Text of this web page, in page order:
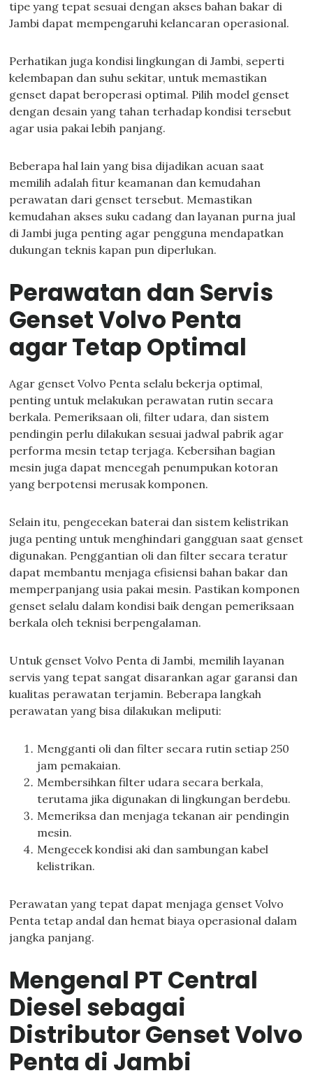
tipe yang tepat sesuai dengan akses bahan bakar di
Jambi dapat mempengaruhi kelancaran operasional.
Perhatikan juga kondisi lingkungan di Jambi, seperti
kelembapan dan suhu sekitar, untuk memastikan
genset dapat beroperasi optimal. Pilih model genset
dengan desain yang tahan terhadap kondisi tersebut
agar usia pakai lebih panjang.
Beberapa hal lain yang bisa dijadikan acuan saat
memilih adalah fitur keamanan dan kemudahan
perawatan dari genset tersebut. Memastikan
kemudahan akses suku cadang dan layanan purna jual
di Jambi juga penting agar pengguna mendapatkan
dukungan teknis kapan pun diperlukan.
Perawatan dan Servis
Genset Volvo Penta
agar Tetap Optimal
Agar genset Volvo Penta selalu bekerja optimal,
penting untuk melakukan perawatan rutin secara
berkala. Pemeriksaan oli, filter udara, dan sistem
pendingin perlu dilakukan sesuai jadwal pabrik agar
performa mesin tetap terjaga. Kebersihan bagian
mesin juga dapat mencegah penumpukan kotoran
yang berpotensi merusak komponen.
Selain itu, pengecekan baterai dan sistem kelistrikan
juga penting untuk menghindari gangguan saat genset
digunakan. Penggantian oli dan filter secara teratur
dapat membantu menjaga efisiensi bahan bakar dan
memperpanjang usia pakai mesin. Pastikan komponen
genset selalu dalam kondisi baik dengan pemeriksaan
berkala oleh teknisi berpengalaman.
Untuk genset Volvo Penta di Jambi, memilih layanan
servis yang tepat sangat disarankan agar garansi dan
kualitas perawatan terjamin. Beberapa langkah
perawatan yang bisa dilakukan meliputi:
Mengganti oli dan filter secara rutin setiap 250
jam pemakaian.
Membersihkan filter udara secara berkala,
terutama jika digunakan di lingkungan berdebu.
Memeriksa dan menjaga tekanan air pendingin
mesin.
Mengecek kondisi aki dan sambungan kabel
kelistrikan.
Perawatan yang tepat dapat menjaga genset Volvo
Penta tetap andal dan hemat biaya operasional dalam
jangka panjang.
Mengenal PT Central
Diesel sebagai
Distributor Genset Volvo
Penta di Jambi